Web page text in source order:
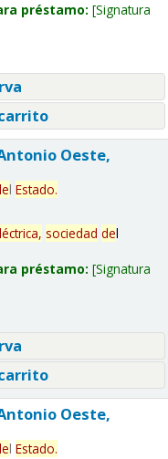
préstamo: Signatura
Oeste,
l Estado.
sociedad del
préstamo: Signatura
Oeste,
l Estado.